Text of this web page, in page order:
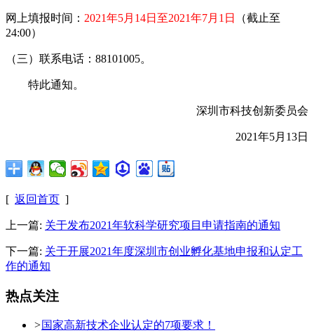
网上填报时间： 2021年5月 14日至2021年7月 1 日
（截止至
24:00）
（三） 联系电话：88101005。
特此通知。
深圳市科技创新委员会
2021年5月13日
[ 返回首页 ]
上一篇: 关于发布2021年软科学研究项目申请指南的通知
下一篇: 关于开展2021年度深圳市创业孵化基地申报和认定工
作的通知
热点关注
>国家高新技术企业认定的7项要求！